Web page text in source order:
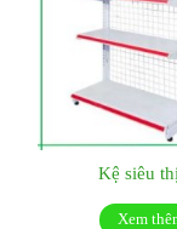
Kệ siêu
Xem